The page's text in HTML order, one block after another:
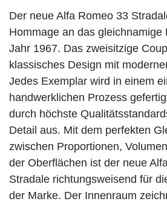
Der neue Alfa Romeo 33
Hommage an das gleichnamige
Jahr 1967. Das zweisitzige
klassisches Design mit
Jedes Exemplar wird in einem
handwerklichen Prozess
durch höchste
Detail aus. Mit dem perfekten
zwischen Proportionen,
der Oberflächen ist der neue
Stradale richtungsweisend für
der Marke. Der Innenraum